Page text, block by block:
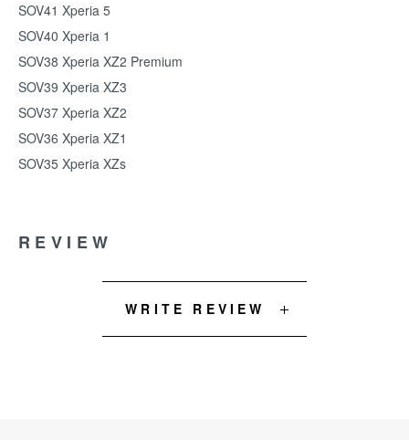
SOV41 Xperia 5
SOV40 Xperia 1
SOV38 Xperia XZ2 Premium
SOV39 Xperia XZ3
SOV37 Xperia XZ2
SOV36 Xperia XZ1
SOV35 Xperia XZs
REVIEW
WRITE REVIEW